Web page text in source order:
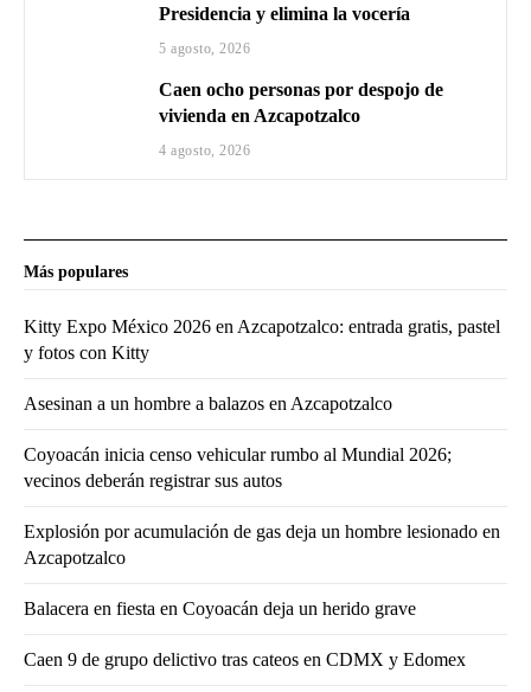
Presidencia y elimina la vocería
5 agosto, 2026
Caen ocho personas por despojo de
vivienda en Azcapotzalco
4 agosto, 2026
Más populares
Kitty Expo México 2026 en Azcapotzalco: entrada gratis, pastel
y fotos con Kitty
Asesinan a un hombre a balazos en Azcapotzalco
Coyoacán inicia censo vehicular rumbo al Mundial 2026;
vecinos deberán registrar sus autos
Explosión por acumulación de gas deja un hombre lesionado en
Azcapotzalco
Balacera en fiesta en Coyoacán deja un herido grave
Caen 9 de grupo delictivo tras cateos en CDMX y Edomex